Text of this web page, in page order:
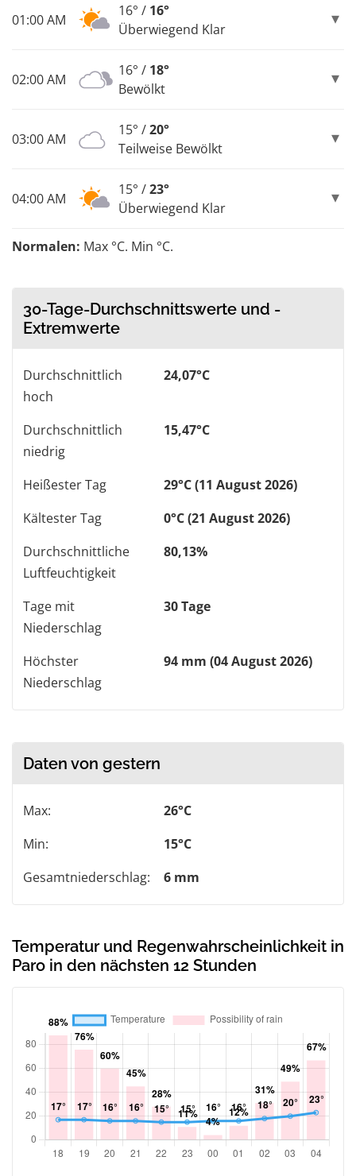
01:00 AM
16° / 16°
Überwiegend Klar
02:00 AM
16° / 18°
Bewölkt
03:00 AM
15° /20°
Teilweise Bewölkt
04:00 AM
15° /23°
Überwiegend Klar
Normalen: Max °C. Min °C.
30-Tage-Durchschnittswerte und -
Extremwerte
Durchschnittlich
hoch
24,07°C
Durchschnittlich
niedrig
15,47°C
Heißester Tag
29°C (11 August 2026)
Kältester Tag
0°C (21 August 2026)
Durchschnittliche
Luftfeuchtigkeit
80,13%
Tage mit
Niederschlag
30 Tage
Höchster
Niederschlag
94 mm (04 August 2026)
Daten von gestern
Max:
26°C
Min:
15°C
Gesamtniederschlag:
6 mm
Temperatur und Regenwahrscheinlichkeit in
Paro in den nächsten 12 Stunden